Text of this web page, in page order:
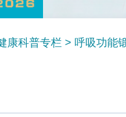
理等栏目。是护
康科普专栏 > 呼吸功能